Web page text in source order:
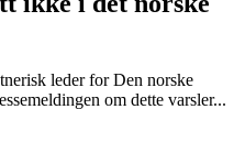
leder for Den norske
om dette varsler...